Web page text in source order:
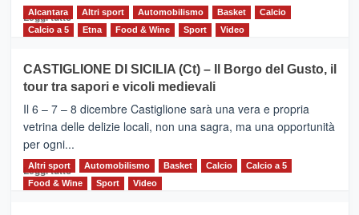
Leggi tutto Leggi
MOIO
ALCANTARA
–
Vivicittà,
alla
scoperta
del
territorio,
Alcantara Altri sport Automobilismo Basket
Calcio
Calcio a 5
Etna Food & Wine Sport Video
CASTIGLIONE DI SICILIA (Ct) – Il Borgo del Gusto, il
tour tra sapori e vicoli medievali
Il 6 – 7 – 8 dicembre Castiglione sarà una vera e propria
vetrina delle delizie locali, non una sagra, ma una opportunità
per ogni...
Leggi tuttoLeggi
di
Altri sport Automobilismo Basket Calcio
Calcio a 5
Food & Wine
Sport Video